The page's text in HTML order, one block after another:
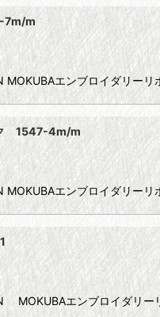
7m/m
MOKUBAエンブロイダ
ク 1547-4m/m
MOKUBAエンブロイダ
MOKUBAエンブロイ